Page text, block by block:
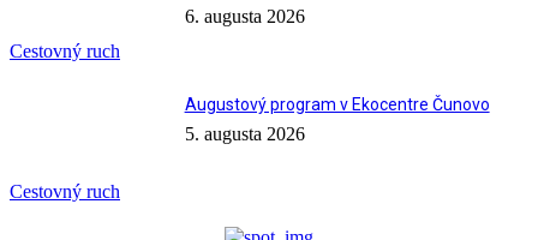
Cestovný ruch
6. augusta 2026
Cestovný ruch
Augustový program v Ekocentre Čunovo
5. augusta 2026